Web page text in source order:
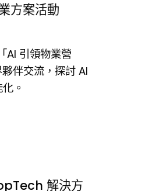
方案活動
AI 引領物業營
伴交流，探討 AI
。
解決方